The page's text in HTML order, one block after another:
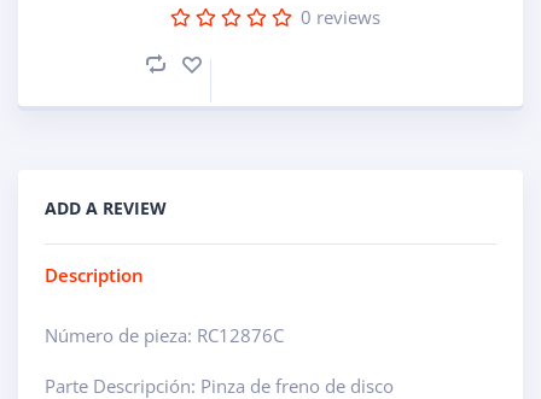
0 reviews
ADD A REVIEW
Description
Número de pieza: RC12876C
Parte Descripción: Pinza de freno de disco